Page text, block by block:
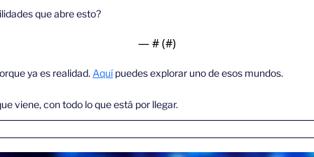
que abre esto?
— # (#)
ya es realidad. Aquí puedes explorar uno de esos mundos.
viene, con todo lo que está por llegar.